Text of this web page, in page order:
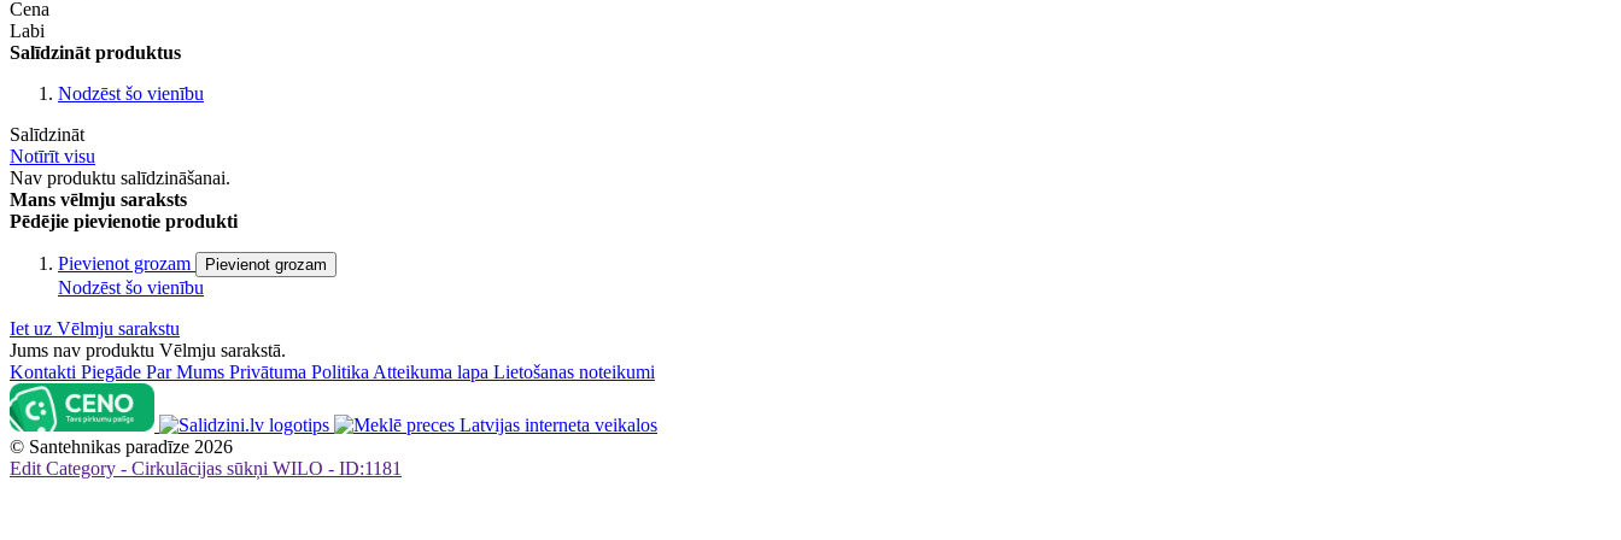
Cena
Labi
Salīdzināt produktus
Nodzēst šo vienību
Salīdzināt
Notīrīt visu
Nav produktu salīdzināšanai.
Mans vēlmju saraksts
Pēdējie pievienotie produkti
Pievienot grozam Pievienot grozam
Nodzēst šo vienību
Iet uz Vēlmju sarakstu
Jums nav produktu Vēlmju sarakstā.
Kontakti Piegāde Par Mums Privātuma Politika Atteikuma lapa Lietošanas noteikumi
© Santehnikas paradīze 2026
Edit Category - Cirkulācijas sūkņi WILO - ID:1181